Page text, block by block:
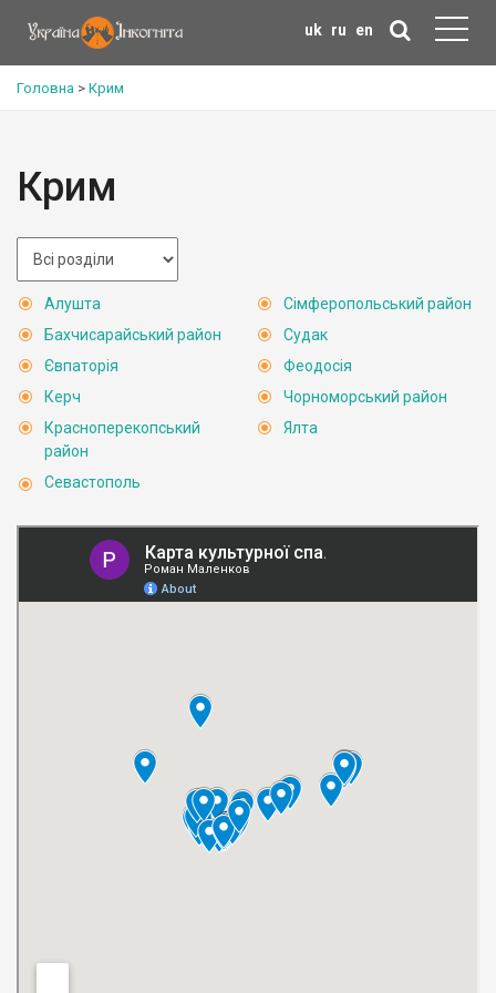
uk ru en
Головна > Крим
Крим
Алушта
Бахчисарайський район
Євпаторія
Керч
Красноперекопський
район
Севастополь
Сімферопольський район
Судак
Феодосія
Чорноморський район
Ялта